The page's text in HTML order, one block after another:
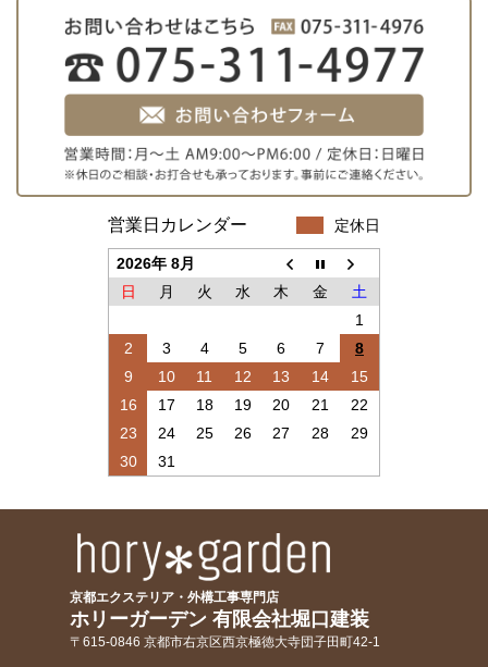
営業日カレンダー
2026年 8月
日
月 火 水 木 金
土
1
2
3 4 5 6 7
8
9
10 11 12 13 14
15
16
17 18 19 20 21
22
23
24 25 26 27 28
29
30
31
定休日
京都エクステリア・外構工事専門店
ホリーガーデン 有限会社堀口建装
〒615-0846 京都市右京区西京極徳大寺団子田町42-1